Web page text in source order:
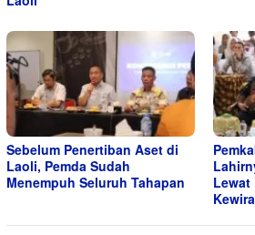
Sebelum Penertiban Aset di
Laoli, Pemda Sudah
Menempuh Seluruh Tahapan
Lewat